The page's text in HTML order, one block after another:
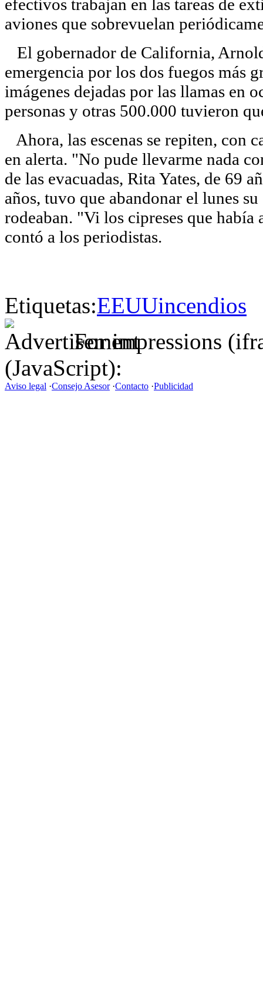
efectivos trabajan en las tareas de
aviones que sobrevuelan
El gobernador de California,
emergencia por los dos fuegos más
imágenes dejadas por las llamas en
personas y otras 500.000 tuvieron
Ahora, las escenas se repiten, con
en alerta. "No pude llevarme nada
de las evacuadas, Rita Yates, de 69
años, tuvo que abandonar el lunes
rodeaban. "Vi los cipreses que había
contó a los periodistas.
Etiquetas:EEUUincendios
For impressions
(JavaScript):
Aviso legal ·Consejo Asesor·Contacto ·Publicidad